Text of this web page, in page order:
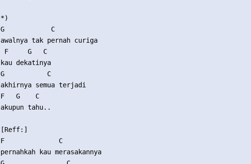
*)
G            C
awalnya tak pernah curiga
F     G   C
kau dekatinya
G           C
akhirnya semua terjadi
F   G    C
akupun tahu..
[Reff:]
F              C
pernahkah kau merasakannya